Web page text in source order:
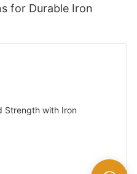
for Durable Iron